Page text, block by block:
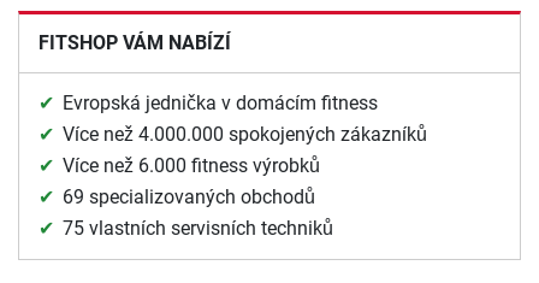
FITSHOP VÁM NABÍZÍ
Evropská jednička v domácím fitness
Více než 4.000.000 spokojených zákazníků
Více než 6.000 fitness výrobků
69 specializovaných obchodů
75 vlastních servisních techniků